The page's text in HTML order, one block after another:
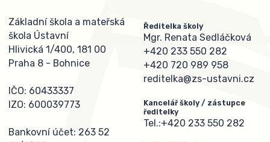
Základní škola a mateřská
škola Ústavní
Hlivická 1/400, 181 00
Praha 8 - Bohnice
IČO: 60433337
IZO: 600039773
Bankovní účet: 263 52
Ředitelka školy
Mgr. Renata Sedláčková
+420 233 550 282
+420 720 989 958
reditelka@zs-ustavni.cz
Kancelář školy / zástupce
ředitelky
Tel.:+420 233 550 282